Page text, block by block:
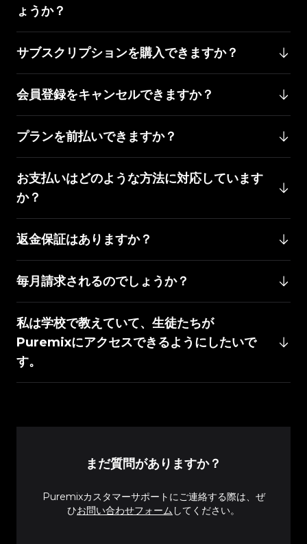
ょうか？
サブスクリプションを購入できますか？
会員登録をキャンセルできますか？
プランを前払いできますか？
お支払いはどのような方法に対応しています
か？
返金保証はありますか？
毎月請求されるのでしょうか？
私は学校で教えていて、生徒たちが
Puremixにアクセスできるようにしたいで
す。
まだ質問がありますか？
Puremixカスタマーサポートにご連絡する際は、ぜ
ひお問い合わせフォーム してください。